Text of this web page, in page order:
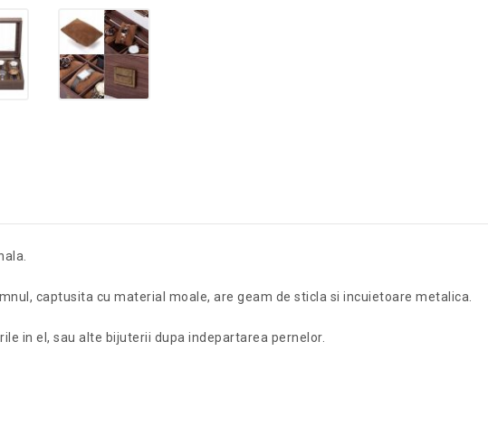
captusita cu material moale, are geam de sticla si incuietoare metalica.
in el, sau alte bijuterii dupa indepartarea pernelor.